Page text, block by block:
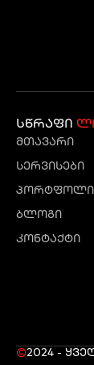
სწრაფი
მთავარი
სერვისები
ბლოგი
კონტაქტი
©2024 -